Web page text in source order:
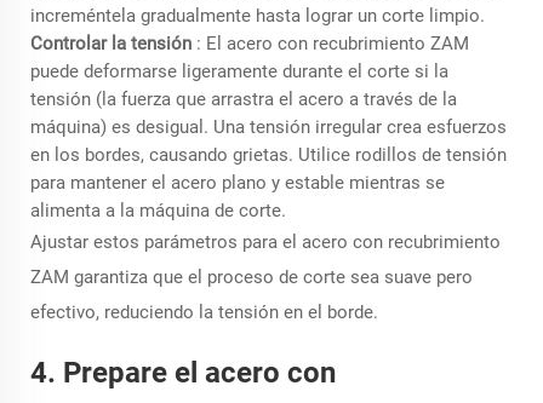
increméntela gradualmente hasta lograr un corte limpio.
Controlar la tensión : El acero con recubrimiento ZAM
puede deformarse ligeramente durante el corte si la
tensión (la fuerza que arrastra el acero a través de la
máquina) es desigual. Una tensión irregular crea esfuerzos
en los bordes, causando grietas. Utilice rodillos de tensión
para mantener el acero plano y estable mientras se
alimenta a la máquina de corte.
Ajustar estos parámetros para el acero con recubrimiento
ZAM garantiza que el proceso de corte sea suave pero
efectivo, reduciendo la tensión en el borde.
4. Prepare el acero con